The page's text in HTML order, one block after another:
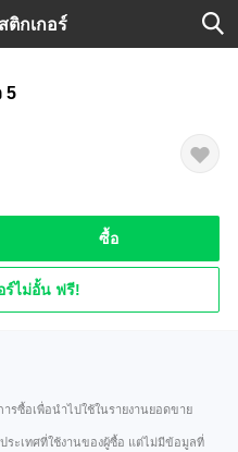
ติกเกอร์
5
ซื้อ
ร์ไม่อั้น ฟรี!
ารซื้อเพื่อนำไปใช้ในรายงานยอดขาย
ระเทศที่ใช้งานของผู้ซื้อ แต่ไม่มีข้อมูลที่